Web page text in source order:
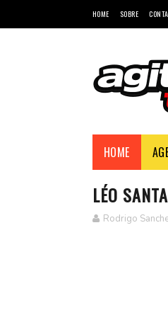
HOME SOBRE
HOME
LÉO
Rodrigo